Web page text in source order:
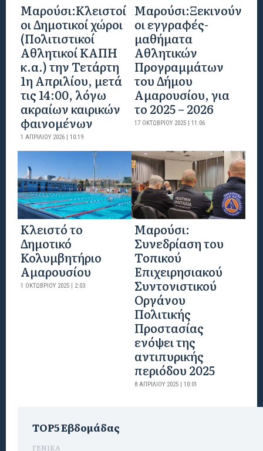
Mαρούσι:Κλειστοί
οι Δημοτικοί χώροι
(Πολιτιστικοί
Αθλητικοί ΚΑΠΗ
κ.α.) την Τετάρτη
1η Απριλίου, μετά
τις 14:00, λόγω
ακραίων καιρικών
φαινομένων
1 ΑΠΡΙΛΊΟΥ 2026 | 10:19
Μαρούσι:Ξεκινούν
οι εγγραφές-
μαθήματα
Αθλητικών
Προγραμμάτων
του Δήμου
Αμαρουσίου, για
το 2025 – 2026
17 ΟΚΤΩΒΡΊΟΥ 2025 | 11:06
Κλειστό το
Δημοτικό
Κολυμβητήριο
Αμαρουσίου
1 ΟΚΤΩΒΡΊΟΥ 2025 | 2:03
Μαρούσι:
Συνεδρίαση του
Τοπικού
Επιχειρησιακού
Συντονιστικού
Οργάνου
Πολιτικής
Προστασίας
ενόψει της
αντιπυρικής
περιόδου 2025
8 ΑΠΡΙΛΊΟΥ 2025 | 10:01
TOP5 Εβδομάδας
ΓΕΝΙΚΑ